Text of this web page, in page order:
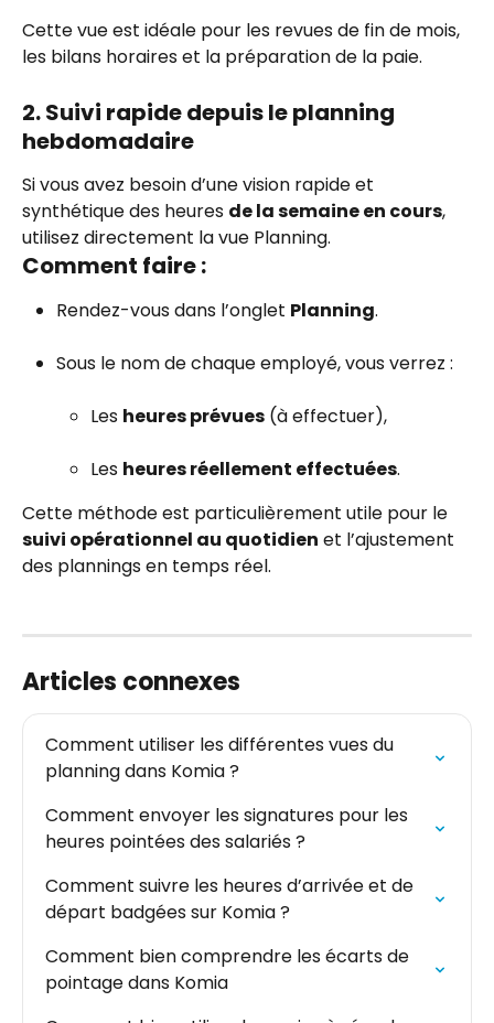
Cette vue est idéale pour les revues de fin de mois,
les bilans horaires et la préparation de la paie.
2. Suivi rapide depuis le planning
hebdomadaire
Si vous avez besoin d’une vision rapide et
synthétique des heures de la semaine en cours,
utilisez directement la vue Planning.
Comment faire :
Rendez-vous dans l’onglet Planning.
Sous le nom de chaque employé, vous verrez :
Les heures prévues (à effectuer),
Les heures réellement effectuées.
Cette méthode est particulièrement utile pour le
suivi opérationnel au quotidien et l’ajustement
des plannings en temps réel.
Articles connexes
Comment utiliser les différentes vues du
planning dans Komia ?
Comment envoyer les signatures pour les
heures pointées des salariés ?
Comment suivre les heures d’arrivée et de
départ badgées sur Komia ?
Comment bien comprendre les écarts de
pointage dans Komia